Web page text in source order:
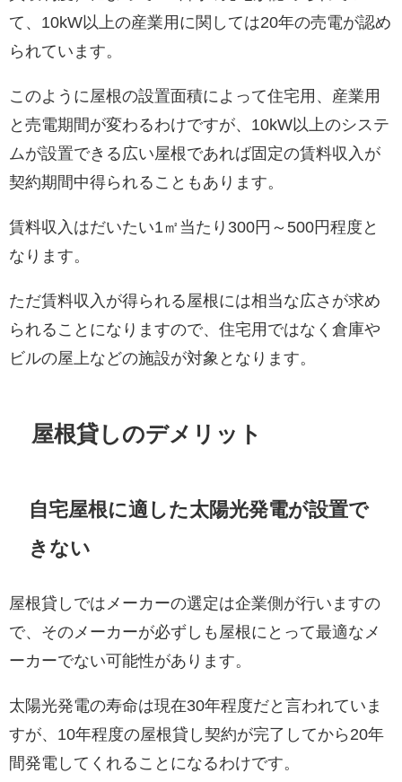
て、10kW以上の産業用に関しては20年の売電が認め
られています。
このように屋根の設置面積によって住宅用、産業用
と売電期間が変わるわけですが、10kW以上のシステ
ムが設置できる広い屋根であれば固定の賃料収入が
契約期間中得られることもあります。
賃料収入はだいたい1㎡当たり300円～500円程度と
なります。
ただ賃料収入が得られる屋根には相当な広さが求め
られることになりますので、住宅用ではなく倉庫や
ビルの屋上などの施設が対象となります。
屋根貸しのデメリット
自宅屋根に適した太陽光発電が設置で
きない
屋根貸しではメーカーの選定は企業側が行いますの
で、そのメーカーが必ずしも屋根にとって最適なメ
ーカーでない可能性があります。
太陽光発電の寿命は現在30年程度だと言われていま
すが、10年程度の屋根貸し契約が完了してから20年
間発電してくれることになるわけです。